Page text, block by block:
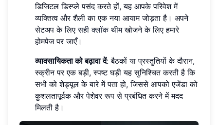
डिजिटल डिस्प्ले पसंद करते हों, यह आपके परिवेश में
व्यक्तित्व और शैली का एक नया आयाम जोड़ता है। अपने
सेटअप के लिएसही क्लॉक थीमखोजने के लिए हमारे
होमपेज पर जाएँ।
व्यावसायिकता को बढ़ावा दें: बैठकों या प्रस्तुतियों के दौरान,
स्क्रीन पर एक बड़ी, स्पष्ट घड़ी यह सुनिश्चित करती है कि
सभी को शेड्यूल के बारे में पता हो, जिससे आपको एजेंडा को
कुशलतापूर्वक और पेशेवर रूप से प्रबंधित करने में मदद
मिलती है।